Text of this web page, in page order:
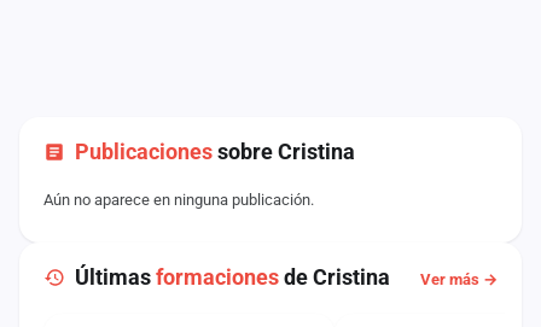
Publicacionessobre Cristina
Aún no aparece en ninguna publicación.
Últimasformacionesde Cristina Ver más →